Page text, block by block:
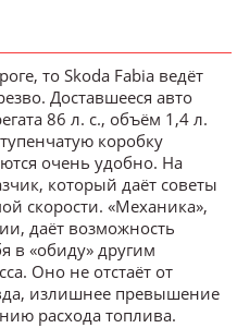
то Skoda Fabia ведёт
Доставшееся авто
86 л. с., объём 1,4 л.
коробку
очень удобно. На
который даёт советы
скорости. «Механика»,
даёт возможность
в «обиду» другим
Оно не отстаёт от
излишнее превышение
расхода топлива.